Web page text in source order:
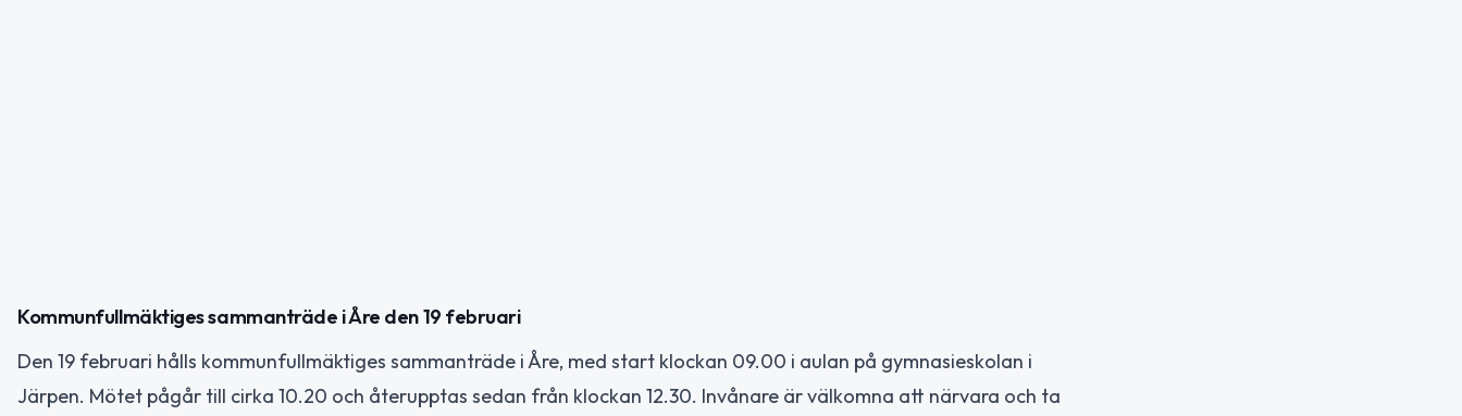
Kommunfullmäktiges sammanträde i Åre den 19 februari
Den 19 februari hålls kommunfullmäktiges sammanträde i Åre, med start klockan 09.00 i aulan på gymnasieskolan i
Järpen. Mötet pågår till cirka 10.20 och återupptas sedan från klockan 12.30. Invånare är välkomna att närvara och ta